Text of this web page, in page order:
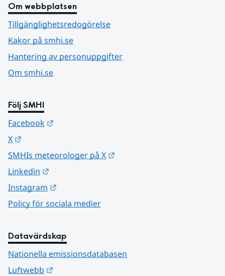
Om webbplatsen
Tillgänglighetsredogörelse
Kakor på smhi.se
Hantering av personuppgifter
Om smhi.se
Följ SMHI
Facebook
X
SMHIs meteorologer på X
Linkedin
Instagram
Policy för sociala medier
Datavärdskap
Nationella emissionsdatabasen
Luftwebb